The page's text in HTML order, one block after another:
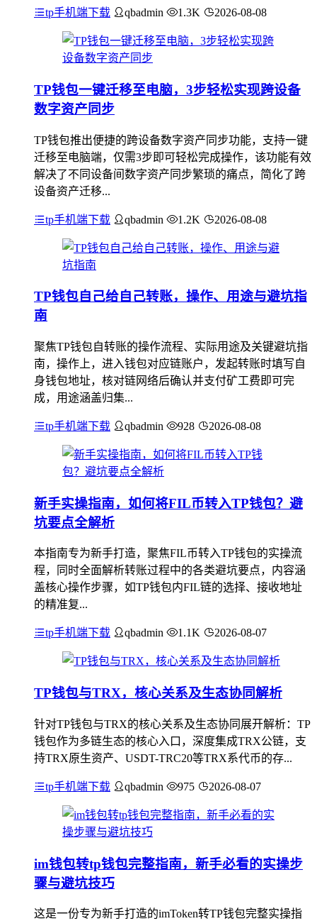
tp手机端下载 qbadmin 1.3K 2026-08-08
TP钱包一键迁移至电脑，3步轻松实现跨设备
数字资产同步
TP钱包推出便捷的跨设备数字资产同步功能，支持一键
迁移至电脑端，仅需3步即可轻松完成操作，该功能有效
解决了不同设备间数字资产同步繁琐的痛点，简化了跨
设备资产迁移...
tp手机端下载 qbadmin 1.2K 2026-08-08
TP钱包自己给自己转账，操作、用途与避坑指
南
聚焦TP钱包自转账的操作流程、实际用途及关键避坑指
南，操作上，进入钱包对应链账户，发起转账时填写自
身钱包地址，核对链网络后确认并支付矿工费即可完
成，用途涵盖归集...
tp手机端下载 qbadmin 928 2026-08-08
新手实操指南，如何将FIL币转入TP钱包？避
坑要点全解析
本指南专为新手打造，聚焦FIL币转入TP钱包的实操流
程，同时全面解析转账过程中的各类避坑要点，内容涵
盖核心操作步骤，如TP钱包内FIL链的选择、接收地址
的精准复...
tp手机端下载 qbadmin 1.1K 2026-08-07
TP钱包与TRX，核心关系及生态协同解析
针对TP钱包与TRX的核心关系及生态协同展开解析：TP
钱包作为多链生态的核心入口，深度集成TRX公链，支
持TRX原生资产、USDT-TRC20等TRX系代币的存...
tp手机端下载 qbadmin 975 2026-08-07
im钱包转tp钱包完整指南，新手必看的实操步
骤与避坑技巧
这是一份专为新手打造的imToken转TP钱包完整实操指